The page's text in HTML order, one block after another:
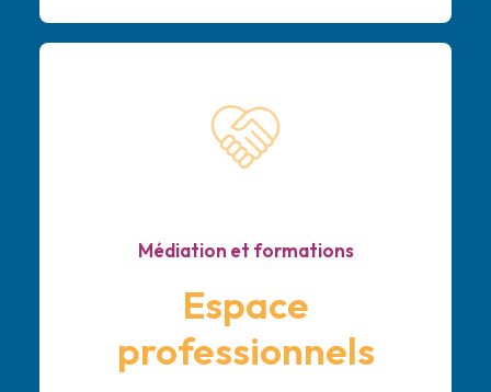
Médiation et formations
Espace
professionnels